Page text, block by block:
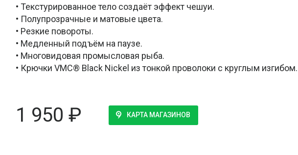
• Текстурированное тело создаёт эффект чешуи.
• Полупрозрачные и матовые цвета.
• Резкие повороты.
• Медленный подъём на паузе.
• Многовидовая промысловая рыба.
• Крючки VMC® Black Nickel из тонкой проволоки с круглым изгибом.
1 950 ₽ КАРТА МАГАЗИНОВ